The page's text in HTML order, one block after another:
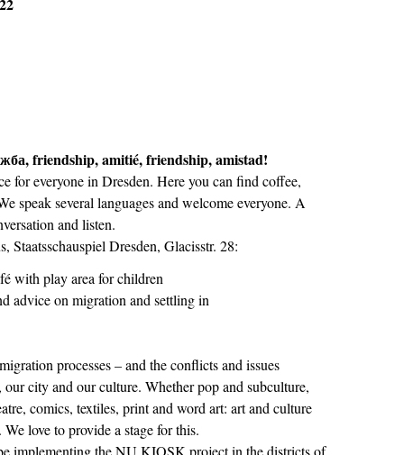
friendship, amitié, friendship, amistad!
for everyone in Dresden. Here you can find coffee,
speak several languages and welcome everyone. A
and listen.
Staatsschauspiel Dresden, Glacisstr. 28:
with play area for children
advice on migration and settling in
processes – and the conflicts and issues
city and our culture. Whether pop and subculture,
comics, textiles, print and word art: art and culture
love to provide a stage for this.
implementing the NU KIOSK project in the districts of